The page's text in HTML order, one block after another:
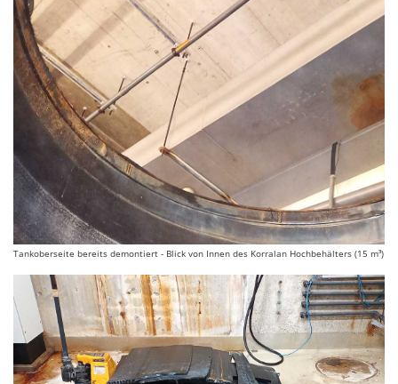
Tankoberseite bereits demontiert - Blick von Innen des Korralan Hochbehälters (15 m³)